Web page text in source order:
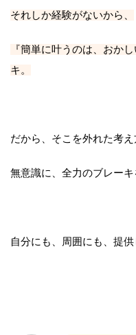
それしか経験がないから、
『簡単に叶うのは、おか
キ。
だから、そこを外れた考え
無意識に、全力のブレーキ
自分にも、周囲にも、提供